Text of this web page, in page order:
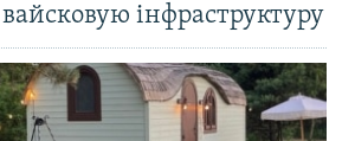
інфраструктуру